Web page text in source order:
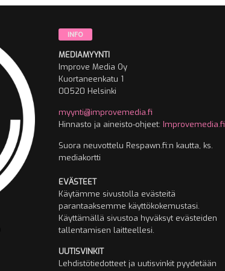
INFO
MEDIAMYYNTI
Improve Media Oy
Kuortaneenkatu 1
00520 Helsinki
myynti@improvemedia.fi
Hinnasto ja aineisto-ohjeet: Improvemedia.fi
Suora neuvottelu Respawn.fi:n kautta, ks.
mediakortti
EVÄSTEET
Käytämme sivustolla evästeitä
parantaaksemme käyttökokemustasi.
Käyttämällä sivustoa hyväksyt evästeiden
tallentamisen laitteellesi.
UUTISVINKIT
Lehdistötiedotteet ja uutisvinkit pyydetään